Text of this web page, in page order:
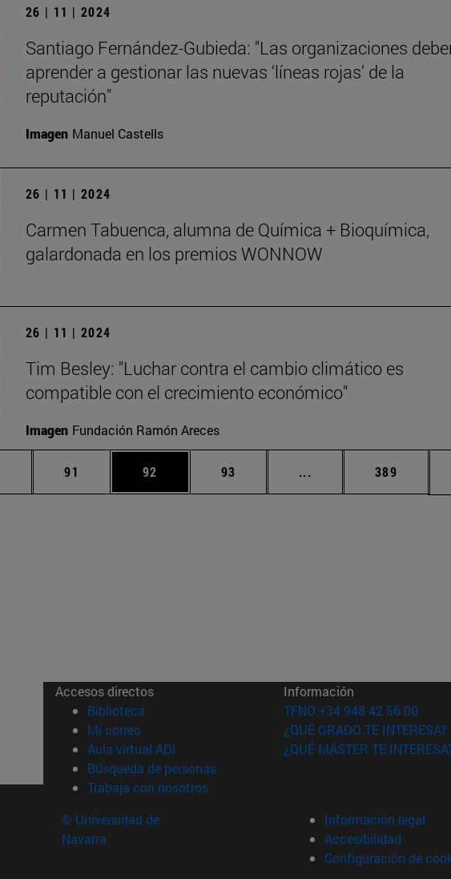
26 | 11 | 2024
Santiago Fernández-Gubieda: "Las organizaciones
aprender a gestionar las nuevas ‘líneas rojas’ de la
reputación"
Imagen Manuel Castells
26 | 11 | 2024
Carmen Tabuenca, alumna de Química + Bioquímica,
galardonada en los premios WONNOW
26 | 11 | 2024
Tim Besley: "Luchar contra el cambio climático es
compatible con el crecimiento económico"
Imagen Fundación Ramón Areces
Páginas intermedias Use TAB para desplazarse.
Página
91 Página
92 Página
93 ... Páginas intermedias
Página
389
Accesos directos
Biblioteca (abre en nueva ventana)
Mi correo(abre en nueva ventana)
Aula virtual ADI (abre en nueva ventana)
Búsqueda de personas(abre en nueva ventana)
Trabaja con nosotros(abre en nueva ventana)
Información
TFNO +34 948 42 56 00
¿QUÉ GRADO TE INTERESA?
¿QUÉ MÁSTER TE
© Universidad de
Navarra
Información legal
Accesibilidad
Configuración de